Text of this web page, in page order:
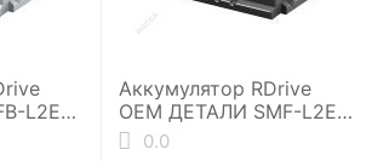
L2EU
Аккумулятор RDrive
OEM ДЕТАЛИ SMF-L2EU
(KE241-61D00-NY
0.0